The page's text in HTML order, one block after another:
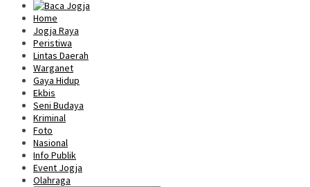
Home
Jogja Raya
Peristiwa
Lintas Daerah
Warganet
Gaya Hidup
Ekbis
Seni Budaya
Kriminal
Foto
Nasional
Info Publik
Event Jogja
Olahraga